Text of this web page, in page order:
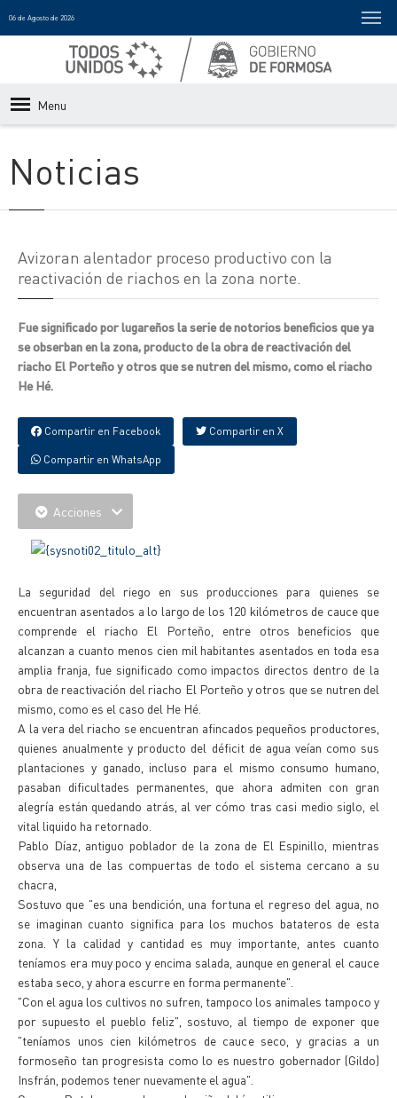
06 de Agosto de 2026
Menu
Noticias
Avizoran alentador proceso productivo con la
reactivación de riachos en la zona norte.
Fue significado por lugareños la serie de notorios beneficios que ya
se obserban en la zona, producto de la obra de reactivación del
riacho El Porteño y otros que se nutren del mismo, como el riacho
He Hé.
Compartir en Facebook Compartir en X
Compartir en WhatsApp
Acciones
La seguridad del riego en sus producciones para quienes se
encuentran asentados a lo largo de los 120 kilómetros de cauce que
comprende el riacho El Porteño, entre otros beneficios que
alcanzan a cuanto menos cien mil habitantes asentados en toda esa
amplia franja, fue significado como impactos directos dentro de la
obra de reactivación del riacho El Porteño y otros que se nutren del
mismo, como es el caso del He Hé.
A la vera del riacho se encuentran afincados pequeños productores,
quienes anualmente y producto del déficit de agua veían como sus
plantaciones y ganado, incluso para el mismo consumo humano,
pasaban dificultades permanentes, que ahora admiten con gran
alegría están quedando atrás, al ver cómo tras casi medio siglo, el
vital liquido ha retornado.
Pablo Díaz, antiguo poblador de la zona de El Espinillo, mientras
observa una de las compuertas de todo el sistema cercano a su
chacra,
Sostuvo que "es una bendición, una fortuna el regreso del agua, no
se imaginan cuanto significa para los muchos batateros de esta
zona. Y la calidad y cantidad es muy importante, antes cuanto
teníamos era muy poco y encima salada, aunque en general el cauce
estaba seco, y ahora escurre en forma permanente".
"Con el agua los cultivos no sufren, tampoco los animales tampoco y
por supuesto el pueblo feliz", sostuvo, al tiempo de exponer que
"teníamos unos cien kilómetros de cauce seco, y gracias a un
formoseño tan progresista como lo es nuestro gobernador (Gildo)
Insfrán, podemos tener nuevamente el agua".